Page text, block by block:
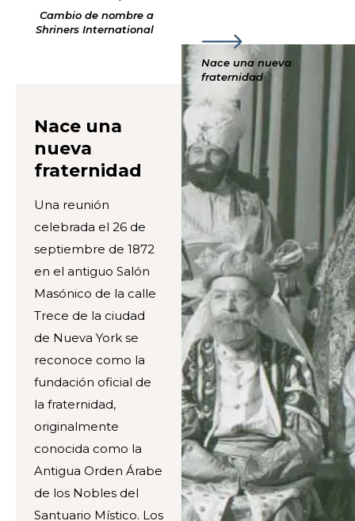
Cambio de nombre a
Shriners International
Nace una nueva
fraternidad
Nace una
nueva
fraternidad
Una reunión
celebrada el 26 de
septiembre de 1872
en el antiguo Salón
Masónico de la calle
Trece de la ciudad
de Nueva York se
reconoce como la
fundación oficial de
la fraternidad,
originalmente
conocida como la
Antigua Orden Árabe
de los Nobles del
Santuario Místico. Los